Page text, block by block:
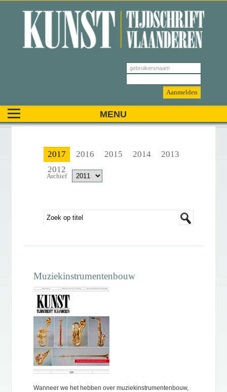
2017 2016 2015 2014
2013
2012
Archief
Muziekinstrumentenbouw
Wanneer we het hebben over muziekinstrumentenbouw,